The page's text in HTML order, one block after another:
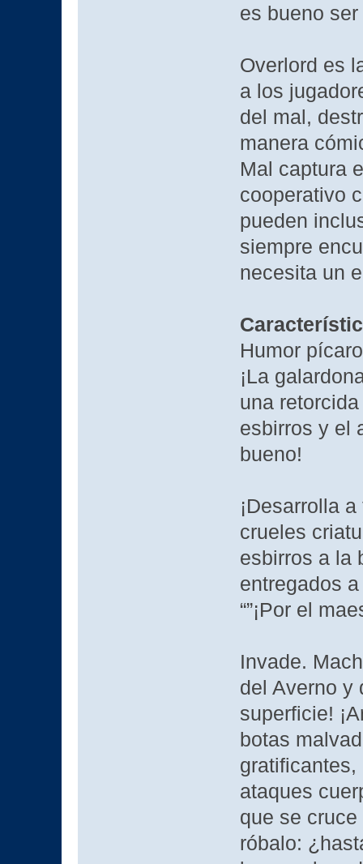
es bueno
Overlord es
a los
del mal,
manera
Mal captura
cooperativo
pueden
siempre
necesita un
Humor
¡La
una
esbirros y el
bueno!
¡Desarrolla
crueles
esbirros a la
entregados
“”¡Por el
Invade.
del Averno y
superficie!
botas
ataques
que se
róbalo: